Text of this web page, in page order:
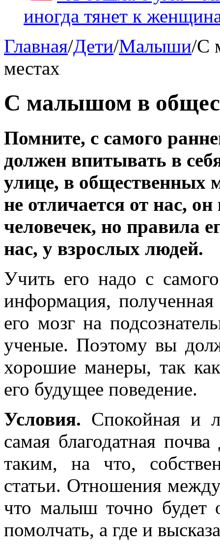
иногда тянет к
Главная/Дети/Малыши/С
местах
С малышом в
Помните, с самого
должен впитывать в
улице, в общественных
не отличается от нас,
человечек, но правила
нас, у взрослых людей.
Учить его надо с
информация, полученная
его мозг на
ученые. Поэтому вы
хорошие манеры, так
его будущее поведение.
Условия. Спокойная и
самая благодатная
таким, на что,
статьи. Отношения
что малыш точно будет
помолчать, а где и